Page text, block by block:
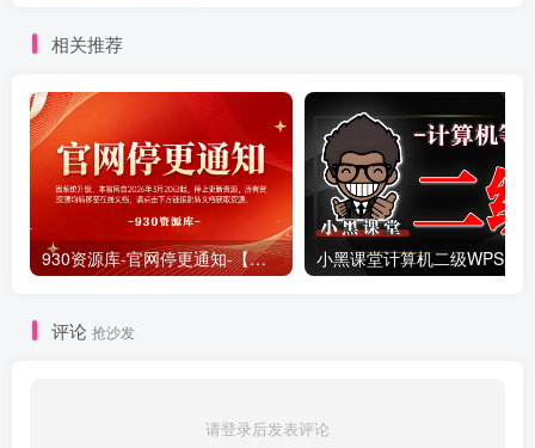
相关推荐
930资源库-官网停更通知-【换在线文档更新-每日更新】
评论 抢沙发
请登录后发表评论